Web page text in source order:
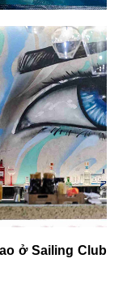
ở Sailing Club